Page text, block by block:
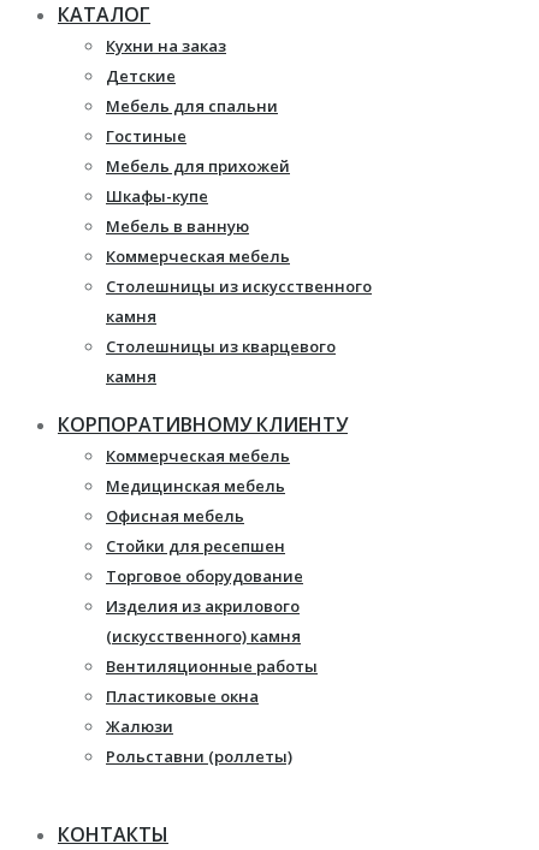
КАТАЛОГ
Кухни на заказ
Детские
Мебель для спальни
Гостиные
Мебель для прихожей
Шкафы-купе
Мебель в ванную
Коммерческая мебель
Столешницы из искусственного
камня
Столешницы из кварцевого
камня
Каминные порталы
Камины Dimplex
Искусственный камень White
Hills
Балконы ПВХ
Пластиковые окна
Жалюзи
Рулонные шторы
КОРПОРАТИВНОМУ КЛИЕНТУ
Коммерческая мебель
Медицинская мебель
Офисная мебель
Стойки для ресепшен
Торговое оборудование
Изделия из акрилового
(искусственного) камня
Вентиляционные работы
Пластиковые окна
Жалюзи
Рольставни (роллеты)
КОНТАКТЫ